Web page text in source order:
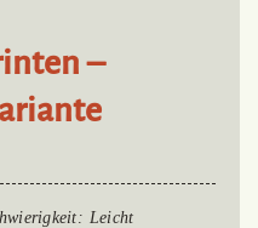
–
: Leicht